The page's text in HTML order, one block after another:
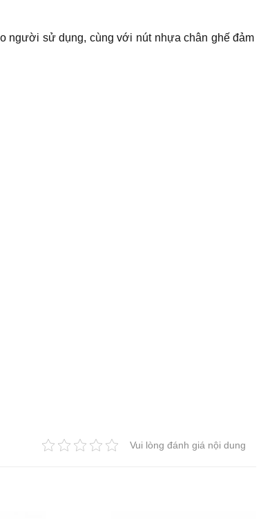
người sử dụng, cùng với nút nhựa chân ghế đảm
Vui lòng đánh giá nội dung